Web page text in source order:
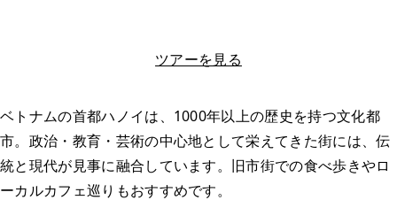
ツアーを見る
ベトナムの首都ハノイは、1000年以上の歴史を持つ文化都
市。政治・教育・芸術の中心地として栄えてきた街には、伝
統と現代が見事に融合しています。旧市街での食べ歩きやロ
ーカルカフェ巡りもおすすめです。